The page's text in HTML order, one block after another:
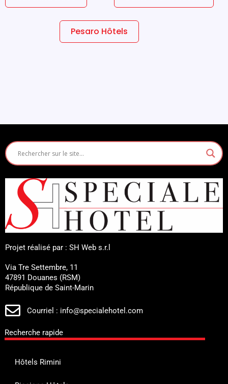
Pesaro Hôtels
Projet réalisé par : SH Web s.r.l
Via Tre Settembre, 11
47891 Douanes (RSM)
République de Saint-Marin
Courriel : info@specialehotel.com
Recherche rapide
Hôtels Rimini